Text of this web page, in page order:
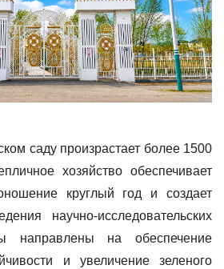
саду произрастает более 1500
хозяйство обеспечивает
круглый год и создает
научно-исследовательских
направлены на обеспечение
и увеличение зеленого